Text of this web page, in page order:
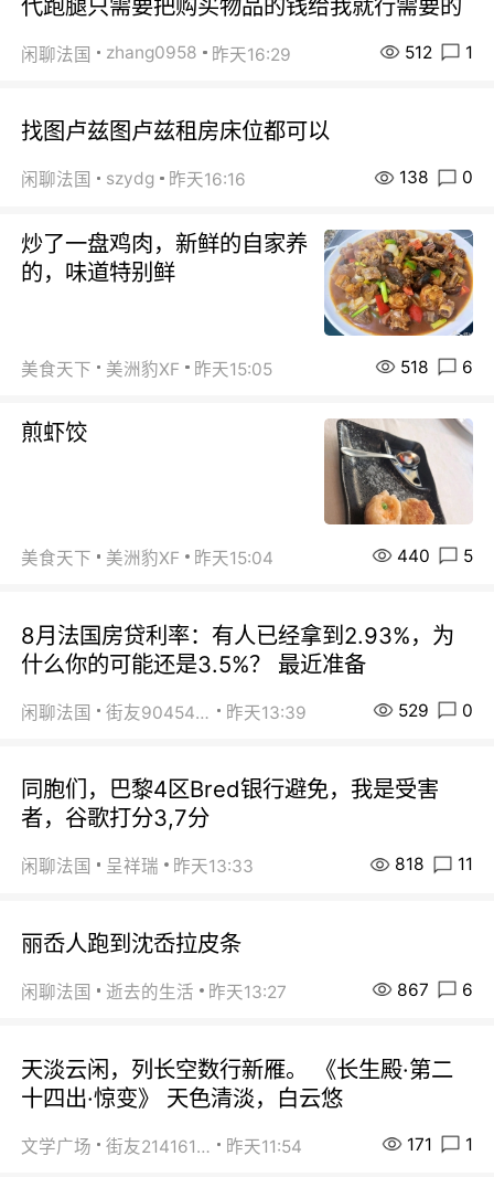
代跑腿只需要把购买物品的钱给我就行需要的
闲聊法国 zhang0958 昨天16:29 512 1
找图卢兹图卢兹租房床位都可以
闲聊法国 szydg 昨天16:16 138 0
炒了一盘鸡肉，新鲜的自家养
的，味道特别鲜
美食天下 美洲豹XF 昨天15:05 518 6
煎虾饺
美食天下 美洲豹XF 昨天15:04 440 5
8月法国房贷利率：有人已经拿到2.93%，为
什么你的可能还是3.5%？ 最近准备
闲聊法国 街友90454511 昨天13:39 529 0
同胞们，巴黎4区Bred银行避免，我是受害
者，谷歌打分3,7分
闲聊法国 呈祥瑞 昨天13:33 818 11
丽岙人跑到沈岙拉皮条
闲聊法国 逝去的生活 昨天13:27 867 6
天淡云闲，列长空数行新雁。 《长生殿·第二
十四出·惊变》 天色清淡，白云悠
文学广场 街友21416156 昨天11:54 171 1